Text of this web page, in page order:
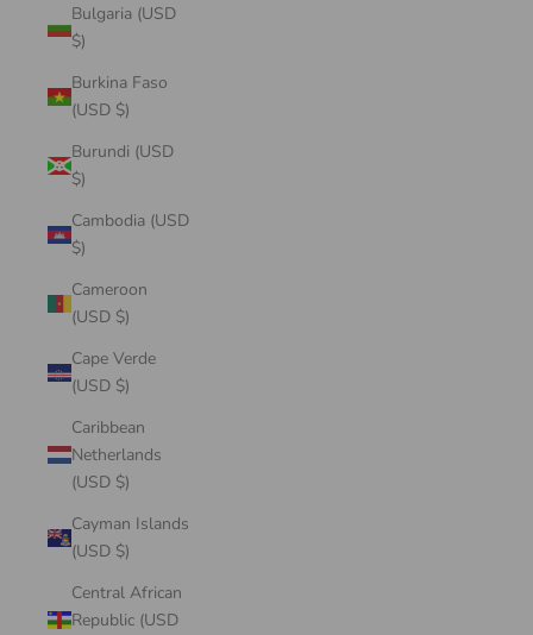
Bulgaria (USD
$)
Burkina Faso
(USD $)
Burundi (USD
$)
Cambodia (USD
$)
Cameroon
(USD $)
Cape Verde
(USD $)
Caribbean
Netherlands
(USD $)
Cayman Islands
(USD $)
Central African
Republic (USD